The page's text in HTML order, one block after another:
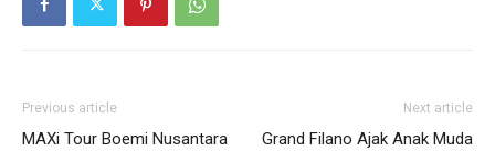
Previous article
MAXi Tour Boemi Nusantara
Next article
Grand Filano Ajak Anak Muda